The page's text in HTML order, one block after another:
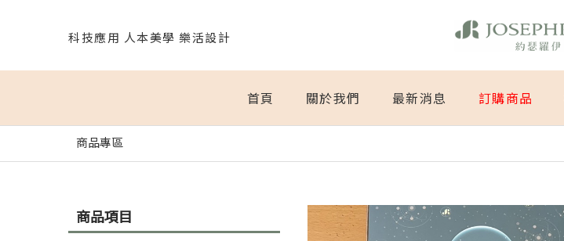
科技應用 人本美學 樂活設計
首頁 關於我們 最新消息 訂購商品
商品專區
商品項目